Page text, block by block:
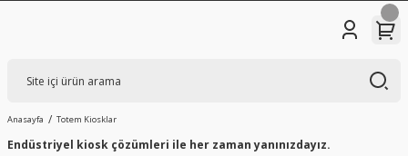
Anasayfa Totem Kiosklar
Endüstriyel kiosk çözümleri ile her zaman yanınızdayız.